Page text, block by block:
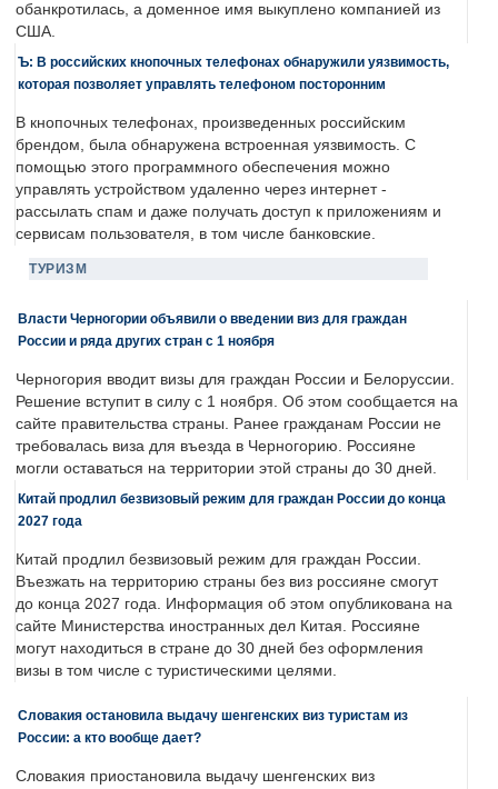
обанкротилась, а доменное имя выкуплено компанией из
США.
Ъ: В российских кнопочных телефонах обнаружили уязвимость,
которая позволяет управлять телефоном посторонним
В кнопочных телефонах, произведенных российским
брендом, была обнаружена встроенная уязвимость. С
помощью этого программного обеспечения можно
управлять устройством удаленно через интернет -
рассылать спам и даже получать доступ к приложениям и
сервисам пользователя, в том числе банковские.
ТУРИЗМ
Власти Черногории объявили о введении виз для граждан
России и ряда других стран с 1 ноября
Черногория вводит визы для граждан России и Белоруссии.
Решение вступит в силу с 1 ноября. Об этом сообщается на
сайте правительства страны. Ранее гражданам России не
требовалась виза для въезда в Черногорию. Россияне
могли оставаться на территории этой страны до 30 дней.
Китай продлил безвизовый режим для граждан России до конца
2027 года
Китай продлил безвизовый режим для граждан России.
Въезжать на территорию страны без виз россияне смогут
до конца 2027 года. Информация об этом опубликована на
сайте Министерства иностранных дел Китая. Россияне
могут находиться в стране до 30 дней без оформления
визы в том числе с туристическими целями.
Словакия остановила выдачу шенгенских виз туристам из
России: а кто вообще дает?
Словакия приостановила выдачу шенгенских виз